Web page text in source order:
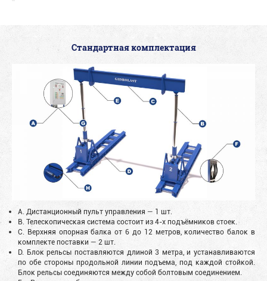
Стандартная комплектация
A. Дистанционный пульт управления — 1 шт.
B. Телескопическая система состоит из 4-х подъёмников стоек.
C. Верхняя опорная балка от 6 до 12 метров, количество балок в
комплекте поставки — 2 шт.
D. Блок рельсы поставляются длиной 3 метра, и устанавливаются
по обе стороны продольной линии подъема, под каждой стойкой.
Блок рельсы соединяются между собой болтовым соединением.